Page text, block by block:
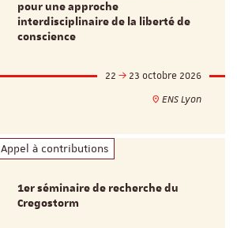
pour une approche
interdisciplinaire de la liberté de
conscience
22
23 octobre 2026
ENS Lyon
Appel à contributions
1er séminaire de recherche du
Cregostorm